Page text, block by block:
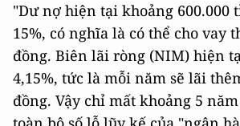
"Dư nợ hiện tại khoảng 600.000
15%, có nghĩa là có thể cho vay
đồng. Biên lãi ròng (NIM) hiện
4,15%, tức là mỗi năm sẽ lãi
đồng. Vậy chỉ mất khoảng 5